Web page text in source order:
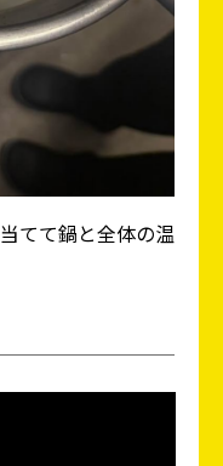
てて鍋と全体の温